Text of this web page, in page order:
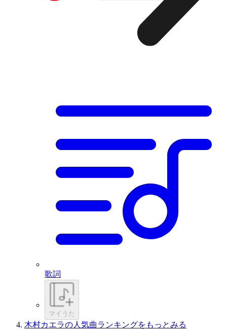
歌詞
マイうた
木村カエラの人気曲ランキングをもっとみる